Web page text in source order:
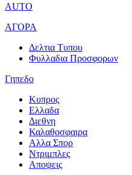
AUTO
ΑΓΟΡΑ
Δελτια Τυπου
Φυλλαδια Προσφορων
Γηπεδο
Κυπρος
Ελλαδα
Διεθνη
Καλαθοσφαιρα
Αλλα Σπορ
Ντριμπλες
Αποψεις